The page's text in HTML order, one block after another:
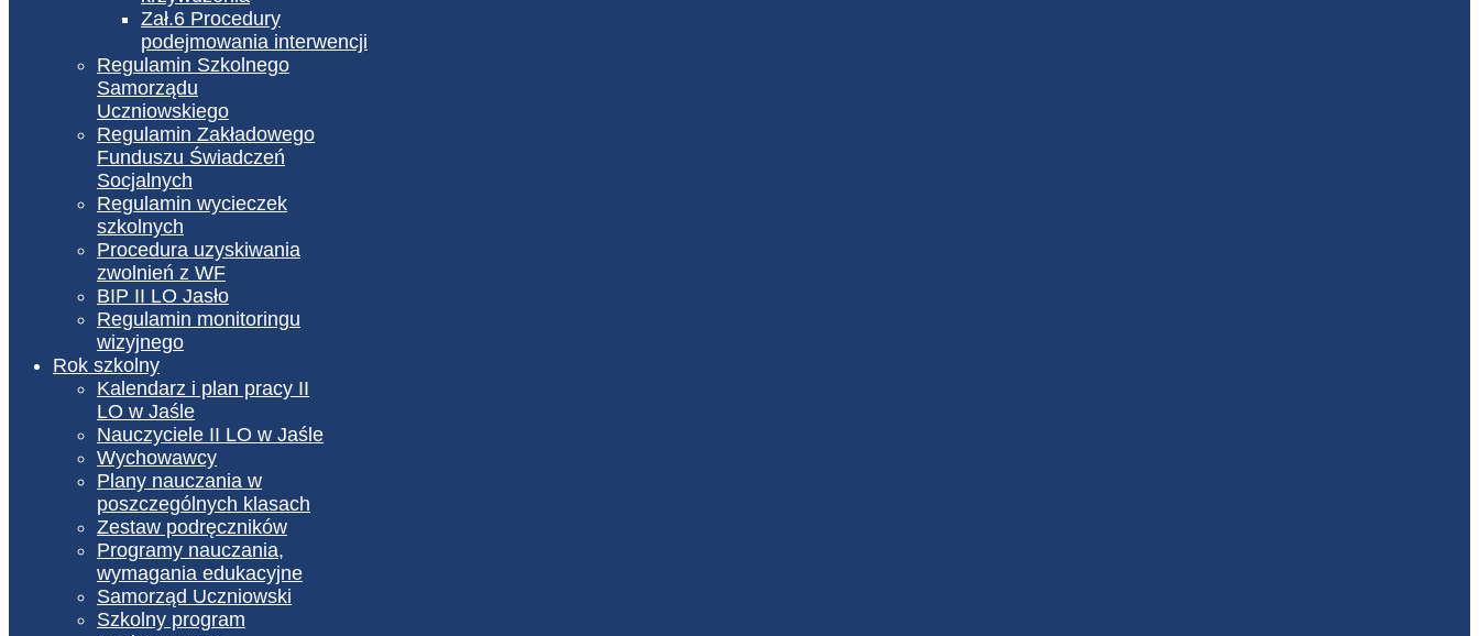
Zał.6 Procedury
podejmowania interwencji
Regulamin Szkolnego
Samorządu
Uczniowskiego
Regulamin Zakładowego
Funduszu Świadczeń
Socjalnych
Regulamin wycieczek
szkolnych
Procedura uzyskiwania
zwolnień z WF
BIP II LO Jasło
Regulamin monitoringu
wizyjnego
Rok szkolny
Kalendarz i plan pracy II
LO w Jaśle
Nauczyciele II LO w Jaśle
Wychowawcy
Plany nauczania w
poszczególnych klasach
Zestaw podręczników
Programy nauczania,
wymagania edukacyjne
Samorząd Uczniowski
Szkolny program